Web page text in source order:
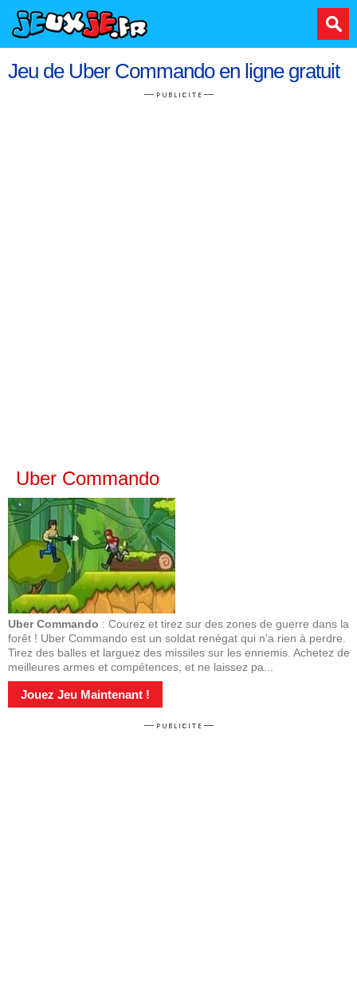
Jeu de Uber Commando en ligne gratuit
Uber Commando
Uber Commando : Courez et tirez sur des zones de guerre dans la
forêt ! Uber Commando est un soldat renégat qui n'a rien à perdre.
Tirez des balles et larguez des missiles sur les ennemis. Achetez de
meilleures armes et compétences, et ne laissez pa...
Jouez Jeu Maintenant !